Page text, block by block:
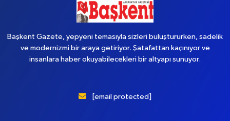
Başkent Gazete, yepyeni temasıyla sizleri buluştururken, sadelik
ve modernizmi bir araya getiriyor. Şatafattan kaçınıyor ve
insanlara haber okuyabilecekleri bir altyapı sunuyor.
[email protected]